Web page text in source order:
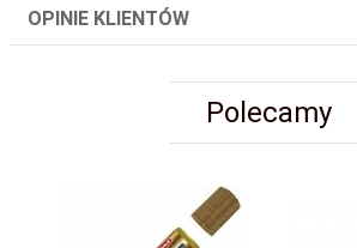
OPINIE KLIENTÓW
Polecamy